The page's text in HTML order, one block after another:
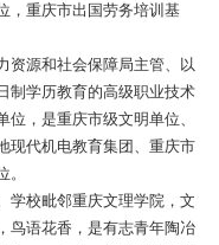
，重庆市出国劳务培训基
资源和社会保障局主管、以
制学历教育的高级职业技术
，是重庆市级文明单位、
现代机电教育集团、重庆市
学校毗邻重庆文理学院，文
鸟语花香，是有志青年陶冶